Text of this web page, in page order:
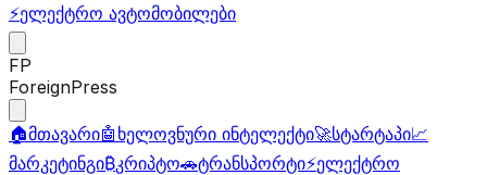
⚡ელექტრო ავტომობილები
FP
ForeignPress
🏠მთავარი🤖 ხელოვნური ინტელექტი🚀სტარტაპი📈
მარკეტინგი₿კრიპტო🚗ტრანსპორტი⚡ელექტრო